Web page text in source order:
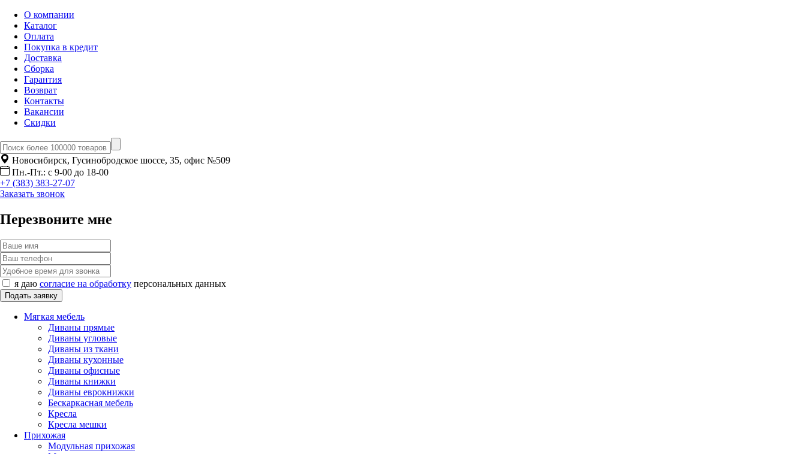
О компании
Каталог
Оплата
Покупка в кредит
Доставка
Сборка
Гарантия
Возврат
Контакты
Вакансии
Скидки
Новосибирск, Гусинобродское шоссе, 35, офис №509
Пн.-Пт.: с 9-00 до 18-00
+7 (383) 383-27-07
Заказать звонок
Перезвоните мне
я даю согласие на обработку персональных данных
Мягкая мебель
Диваны прямые
Диваны угловые
Диваны из ткани
Диваны кухонные
Диваны офисные
Диваны книжки
Диваны еврокнижки
Бескаркасная мебель
Кресла
Кресла мешки
Прихожая
Модульная прихожая